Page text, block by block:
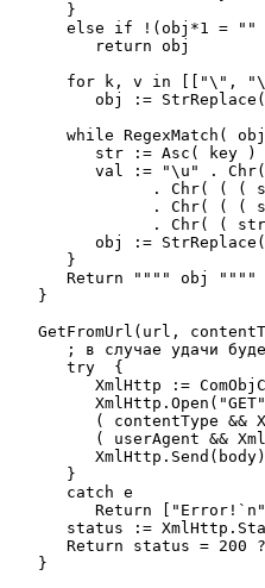
      }
else if !(obj*1 = ""
         return obj
for k, v in [["\",
obj :=
while RegexMatch(
         str := Asc( key )
val := "\u" .
. Chr( ( (
. Chr( ( (
. Chr( (
obj :=
      }
      Return """" obj """"
   }
GetFromUrl(url,
; в случае удачи
      try  {
XmlHttp :=
( contentType &&
( userAgent &&
         XmlHttp.Send(body)
      }
      catch e
Return
status :=
Return status = 200
   }